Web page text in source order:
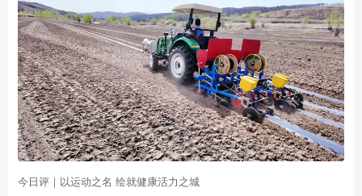
今日评｜以运动之名 绘就健康活力之城